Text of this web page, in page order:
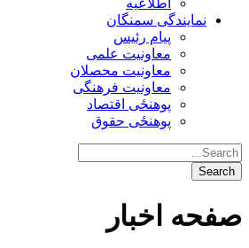
اطلاعیه
نمایندگی سمنگان
پیام رئیس
معاونیت علمی
معاونیت محصلان
معاونیت فرهنگی
پوهنځی اقتصاد
پوهنځی حقوق
صفحه اخبار